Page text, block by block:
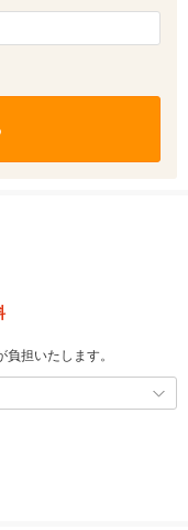
担いたします。